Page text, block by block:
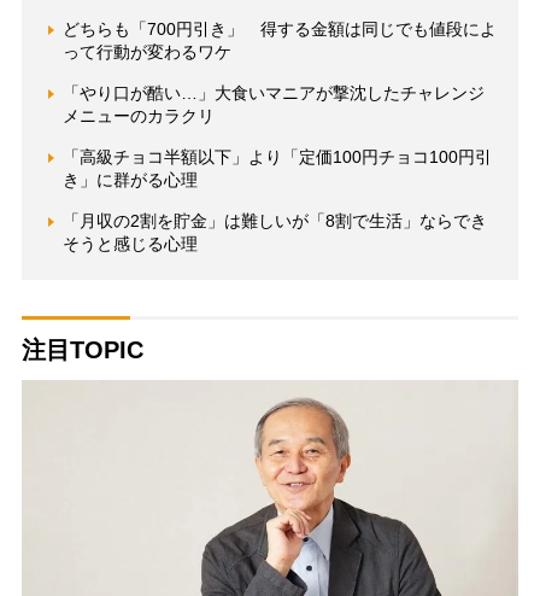
どちらも「700円引き」 得する金額は同じでも値段によ
って行動が変わるワケ
「やり口が酷い…」大食いマニアが撃沈したチャレンジ
メニューのカラクリ
「高級チョコ半額以下」より「定価100円チョコ100円引
き」に群がる心理
「月収の2割を貯金」は難しいが「8割で生活」ならでき
そうと感じる心理
注目TOPIC